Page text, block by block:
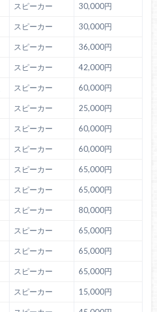
スピーカー 30,000円
スピーカー 30,000円
スピーカー 36,000円
スピーカー 42,000円
スピーカー 60,000円
スピーカー 25,000円
スピーカー 60,000円
スピーカー 60,000円
スピーカー 65,000円
スピーカー 65,000円
スピーカー 80,000円
スピーカー 65,000円
スピーカー 65,000円
スピーカー 65,000円
スピーカー 15,000円